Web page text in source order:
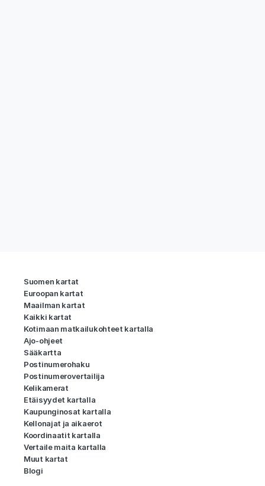
Suomen kartat
Euroopan kartat
Maailman kartat
Kaikki kartat
Kotimaan matkailukohteet kartalla
Ajo-ohjeet
Sääkartta
Postinumerohaku
Postinumerovertailija
Kelikamerat
Etäisyydet kartalla
Kaupunginosat kartalla
Kellonajat ja aikaerot
Koordinaatit kartalla
Vertaile maita kartalla
Muut kartat
Blogi